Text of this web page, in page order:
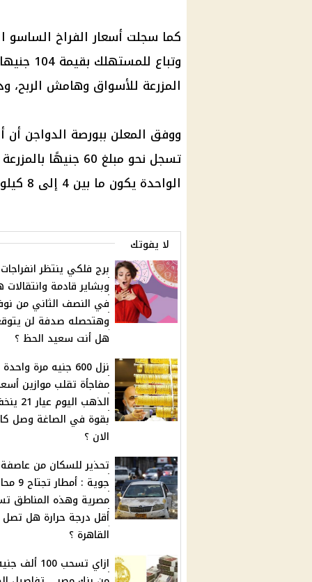
كما سجلت أسعار الفراخ الساسو
وتباع
المزرعة للأسواق وهامش
ووفق المعلن ببورصة الدواجن أن
تسجل نحو مبلغ 60 جنيهًا بالمزرعة و68 جنيهًا في
الواحدة يكون ما بين 4 إلى 8 كيلو.
لا يفوتك
برج فلكي ينتظر انفراجات
وبشاير قادمة وانتقالات
في النصف الثاني من
وهتحصله صدفة لن
هل أنت سعيد الحظ ؟
نزل 600 جنيه مرة
مفاجأة تقلب موازين
الذهب
بقوة في الصاغة وصل
الان ؟
تحذير للسكان من عاصفة
جوية :
مصرية وهذه المناطق
أقل درجة حرارة هل
القاهرة ؟
ازاي تسحب 100